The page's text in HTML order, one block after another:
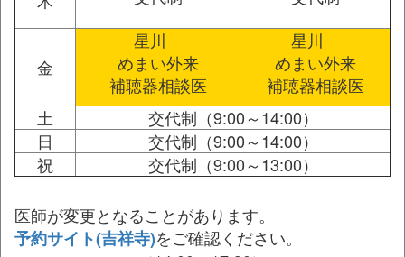
金
星川
めまい外来
補聴器相談医
星川
めまい外来
補聴器相談医
土
交代制（9:00～14:00）
日
交代制（9:00～14:00）
祝
交代制（9:00～13:00）
医師が変更となることがあります。
予約サイト(吉祥寺)をご確認ください。